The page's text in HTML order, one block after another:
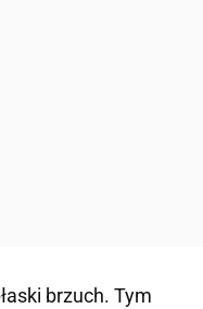
brzuch. Tym